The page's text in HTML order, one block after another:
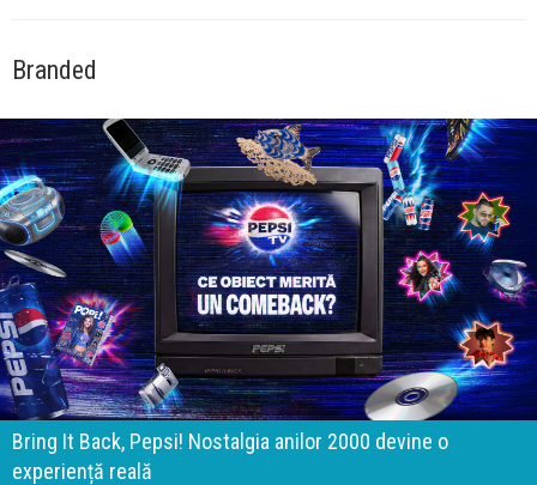
Branded
Bring It Back, Pepsi! Nostalgia anilor 2000 devine o
experiență reală